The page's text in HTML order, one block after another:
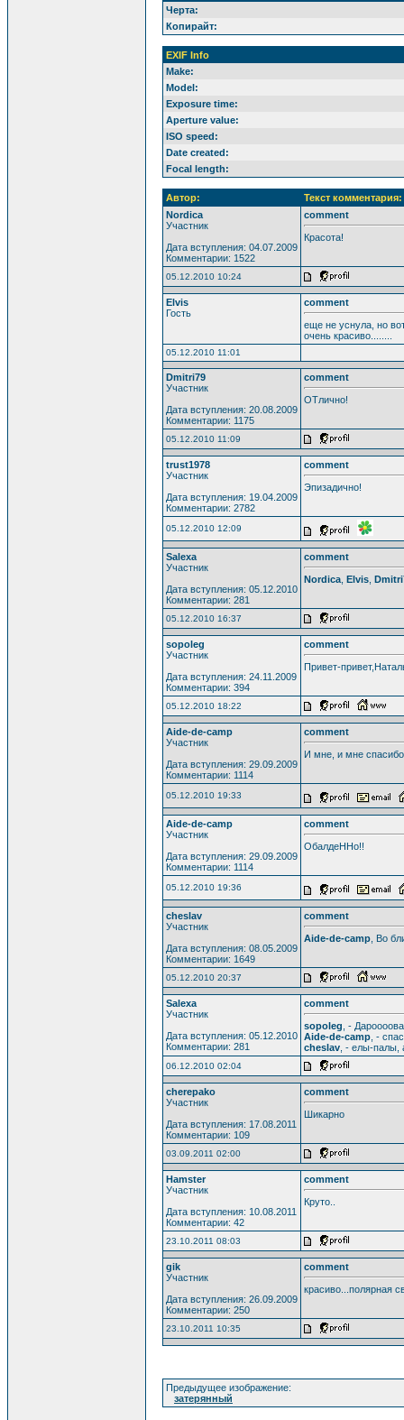
Черта:
Копирайт:
EXIF Info
Make:
Model:
Exposure time:
Aperture value:
ISO speed:
Date created:
Focal length:
Автор:
Текст комментария:
Nordica
Участник
Дата вступления: 04.07.2009
Комментарии: 1522
comment
Красота!
05.12.2010 10:24
Elvis
Гость
comment
еще не уснула, но
очень красиво........
05.12.2010 11:01
Dmitri79
Участник
Дата вступления: 20.08.2009
Комментарии: 1175
comment
ОТлично!
05.12.2010 11:09
trust1978
Участник
Дата вступления: 19.04.2009
Комментарии: 2782
comment
Эпизадично!
05.12.2010 12:09
Salexa
Участник
Дата вступления: 05.12.2010
Комментарии: 281
comment
Nordica Elvis
05.12.2010 16:37
sopoleg
Участник
Дата вступления: 24.11.2009
Комментарии: 394
comment
Привет-
05.12.2010 18:22
Aide-de-camp
Участник
Дата вступления: 29.09.2009
Комментарии: 1114
comment
И мне, и мне
05.12.2010 19:33
Aide-de-camp
Участник
Дата вступления: 29.09.2009
Комментарии: 1114
comment
ОбалдеННо!!
05.12.2010 19:36
cheslav
Участник
Дата вступления: 08.05.2009
Комментарии: 1649
comment
Aide-de-camp , Во
05.12.2010 20:37
Salexa
Участник
Дата вступления: 05.12.2010
Комментарии: 281
comment
sopoleg , -
Aide-de-camp , -
cheslav , - елы-палы,
06.12.2010 02:04
cherepako
Участник
Дата вступления: 17.08.2011
Комментарии: 109
comment
Шикарно
03.09.2011 02:00
Hamster
Участник
Дата вступления: 10.08.2011
Комментарии: 42
comment
Круто..
23.10.2011 08:03
gik
Участник
Дата вступления: 26.09.2009
Комментарии: 250
comment
красиво...полярная
23.10.2011 10:35
Предыдущее изображение:
затерянный